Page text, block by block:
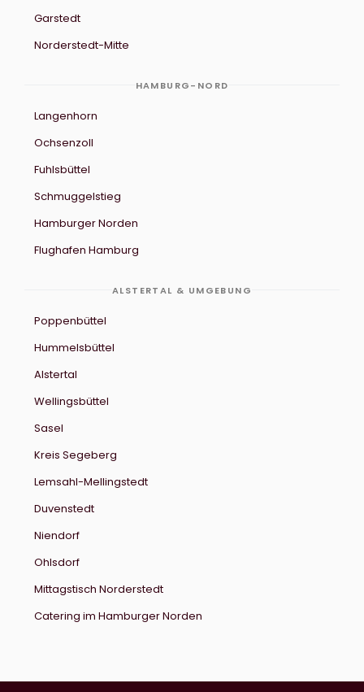
Garstedt
Norderstedt-Mitte
HAMBURG-NORD
Langenhorn
Ochsenzoll
Fuhlsbüttel
Schmuggelstieg
Hamburger Norden
Flughafen Hamburg
ALSTERTAL & UMGEBUNG
Poppenbüttel
Hummelsbüttel
Alstertal
Wellingsbüttel
Sasel
Kreis Segeberg
Lemsahl-Mellingstedt
Duvenstedt
Niendorf
Ohlsdorf
Mittagstisch Norderstedt
Catering im Hamburger Norden